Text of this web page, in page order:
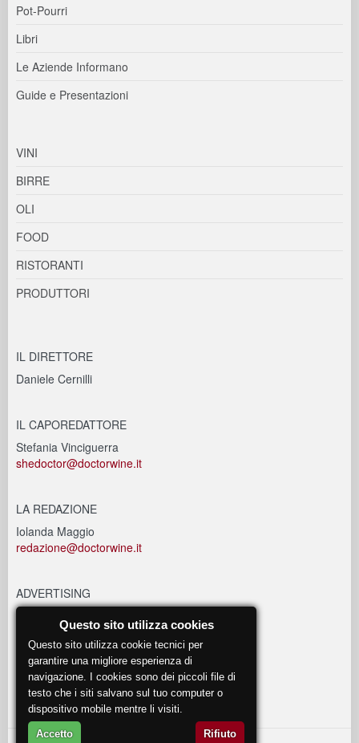
Pot-Pourri
Libri
Le Aziende Informano
Guide e Presentazioni
VINI
BIRRE
OLI
FOOD
RISTORANTI
PRODUTTORI
IL DIRETTORE
Daniele Cernilli
IL CAPOREDATTORE
Stefania Vinciguerra
shedoctor@doctorwine.it
LA REDAZIONE
Iolanda Maggio
redazione@doctorwine.it
ADVERTISING
EVENTI
eventi@doctorwine.it
Questo sito utilizza cookies
Questo sito utilizza cookie tecnici per
garantire una migliore esperienza di
navigazione. I cookies sono dei piccoli file di
testo che i siti salvano sul tuo computer o
dispositivo mobile mentre li visiti.
Accetto Rifiuto